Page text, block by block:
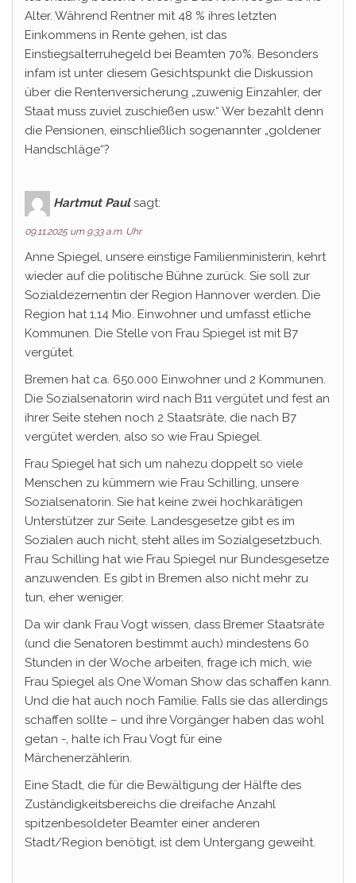
Alter. Während Rentner mit 48 % ihres letzten
Einkommens in Rente gehen, ist das
Einstiegsalterruhegeld bei Beamten 70%. Besonders
infam ist unter diesem Gesichtspunkt die Diskussion
über die Rentenversicherung „zuwenig Einzahler, der
Staat muss zuviel zuschießen usw.“ Wer bezahlt denn
die Pensionen, einschließlich sogenannter „goldener
Handschläge“?
Hartmut Paul sagt:
09.11.2025 um 9:33 a.m. Uhr
Anne Spiegel, unsere einstige Familienministerin, kehrt
wieder auf die politische Bühne zurück. Sie soll zur
Sozialdezernentin der Region Hannover werden. Die
Region hat 1,14 Mio. Einwohner und umfasst etliche
Kommunen. Die Stelle von Frau Spiegel ist mit B7
vergütet.
Bremen hat ca. 650.000 Einwohner und 2 Kommunen.
Die Sozialsenatorin wird nach B11 vergütet und fest an
ihrer Seite stehen noch 2 Staatsräte, die nach B7
vergütet werden, also so wie Frau Spiegel.
Frau Spiegel hat sich um nahezu doppelt so viele
Menschen zu kümmern wie Frau Schilling, unsere
Sozialsenatorin. Sie hat keine zwei hochkarätigen
Unterstützer zur Seite. Landesgesetze gibt es im
Sozialen auch nicht, steht alles im Sozialgesetzbuch.
Frau Schilling hat wie Frau Spiegel nur Bundesgesetze
anzuwenden. Es gibt in Bremen also nicht mehr zu
tun, eher weniger.
Da wir dank Frau Vogt wissen, dass Bremer Staatsräte
(und die Senatoren bestimmt auch) mindestens 60
Stunden in der Woche arbeiten, frage ich mich, wie
Frau Spiegel als One Woman Show das schaffen kann.
Und die hat auch noch Familie. Falls sie das allerdings
schaffen sollte – und ihre Vorgänger haben das wohl
getan -, halte ich Frau Vogt für eine
Märchenerzählerin.
Eine Stadt, die für die Bewältigung der Hälfte des
Zuständigkeitsbereichs die dreifache Anzahl
spitzenbesoldeter Beamter einer anderen
Stadt/Region benötigt, ist dem Untergang geweiht.